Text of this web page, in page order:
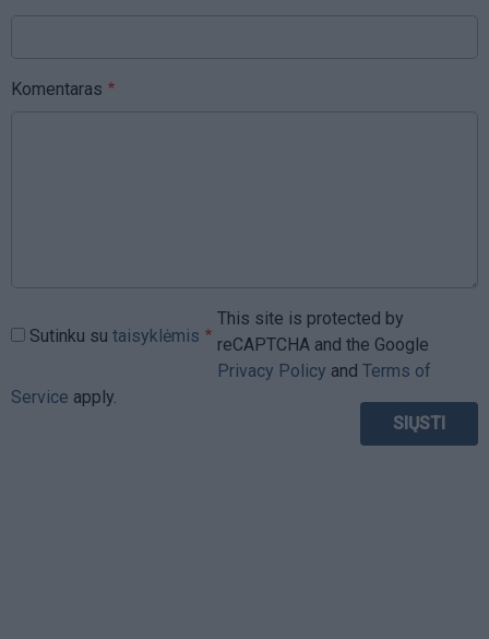
Komentaras
Sutinku su taisyklėmis
This site is protected by
reCAPTCHA and the Google
Privacy Policy and Terms of
Service apply.